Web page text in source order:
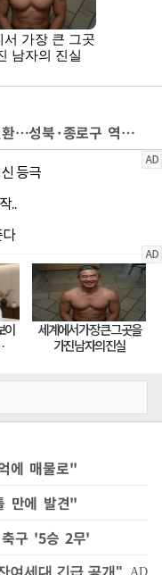
강남구 아파트값 12주 만에 상승 전환…성북·종로구 역대 최고 상승
에 매물로"
만에 발견"
구 '5승 2무'